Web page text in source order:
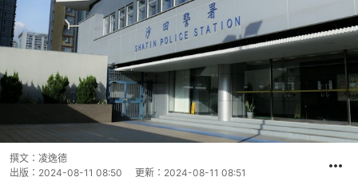
撰文： 凌逸德
出版： 2024-08-11 08:50 更新： 2024-08-11 08:51